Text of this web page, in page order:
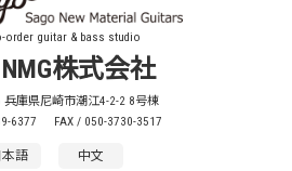
order guitar & bass studio
株式会社
兵庫県尼崎市潮江4-2-2 8号棟
6377
FAX / 050-3730-3517
本語 中文